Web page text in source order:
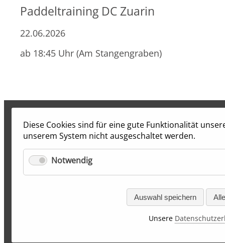
Paddeltraining DC Zuarin
22.06.2026
ab 18:45 Uhr (Am Stangengraben)
Diese Cookies sind für eine gute Funktionalität
unserem System nicht ausgeschaltet werden.
Notwendig
Auswahl speichern
Unsere